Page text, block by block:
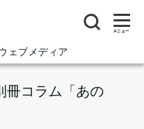
ェブメディア
メニュー
冊コラム「あの